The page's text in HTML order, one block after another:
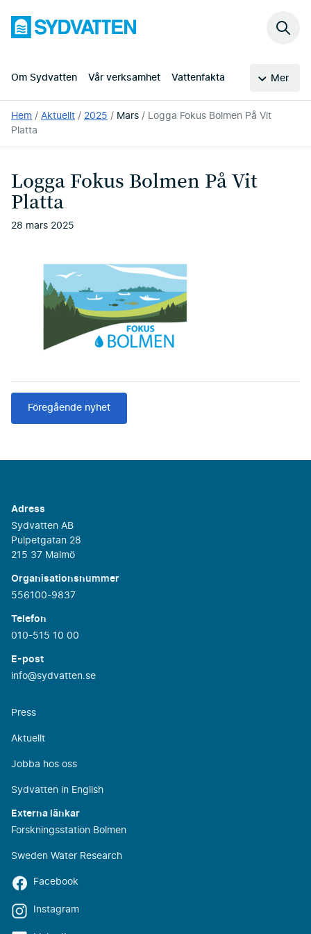
huvudinnehållet
Sydvatten
Om Sydvatten Vår verksamhet Vattenfakta Mer
Sök
Du
är
här:
Hem Aktuellt 2025 Mars
Logga Fokus Bolmen På Vit
Platta
Logga Fokus Bolmen På Vit
Platta
28 mars 2025
Föregående nyhet
Adress
Sydvatten AB
Pulpetgatan 28
215 37 Malmö
Organisationsnummer
556100-9837
Telefon
010-515 10 00
E-post
info@sydvatten.se
Press
Aktuellt
Jobba hos oss
Sydvatten in English
Externa länkar
Forskningsstation Bolmen
Sweden Water Research
Facebook
Instagram